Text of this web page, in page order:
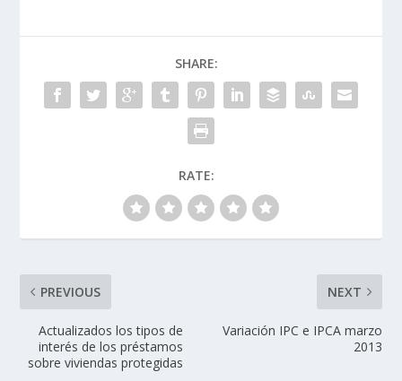
SHARE:
RATE:
PREVIOUS
Actualizados los tipos de
interés de los préstamos
sobre viviendas protegidas
NEXT
Variación IPC e IPCA marzo
2013